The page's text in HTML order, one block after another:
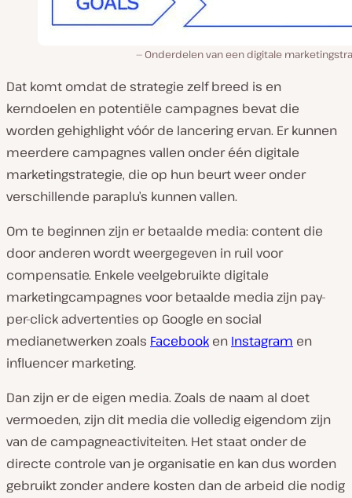
Onderdelen van een digitale
Dat komt omdat de strategie zelf breed is en
kerndoelen en potentiële campagnes bevat die
worden gehighlight vóór de lancering ervan. Er kunnen
meerdere campagnes vallen onder één digitale
marketingstrategie, die op hun beurt weer onder
verschillende paraplu’s kunnen vallen.
Om te beginnen zijn er betaalde media: content die
door anderen wordt weergegeven in ruil voor
compensatie. Enkele veelgebruikte digitale
marketingcampagnes voor betaalde media zijn pay-
per-click advertenties op Google en social
medianetwerken zoals Facebook en Instagram en
influencer marketing.
Dan zijn er de eigen media. Zoals de naam al doet
vermoeden, zijn dit media die volledig eigendom zijn
van de campagneactiviteiten. Het staat onder de
directe controle van je organisatie en kan dus worden
gebruikt zonder andere kosten dan de arbeid die nodig